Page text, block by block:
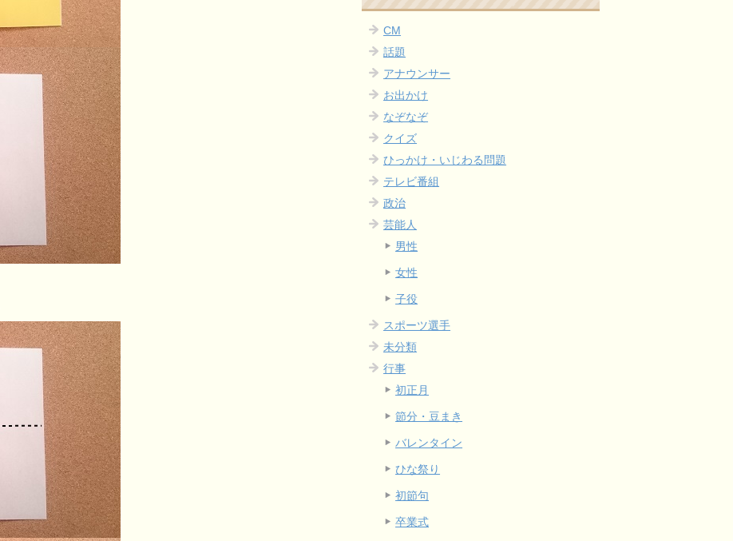
CM
話題
アナウンサー
お出かけ
なぞなぞ
クイズ
ひっかけ・いじわる問題
テレビ番組
政治
芸能人
男性
女性
子役
スポーツ選手
未分類
行事
初正月
節分・豆まき
バレンタイン
ひな祭り
初節句
卒業式